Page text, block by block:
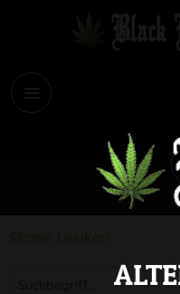
Stoner Lexikon